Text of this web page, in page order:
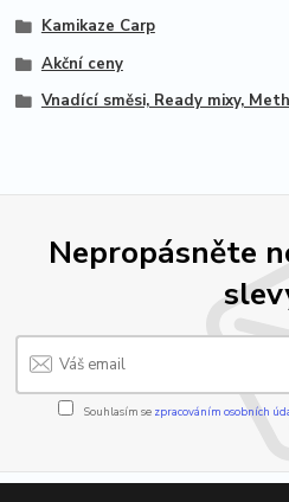
Kamikaze Carp
Akční ceny
Vnadící směsi, Ready mixy,
Nepropásněte
Souhlasím se zpracováním osobních